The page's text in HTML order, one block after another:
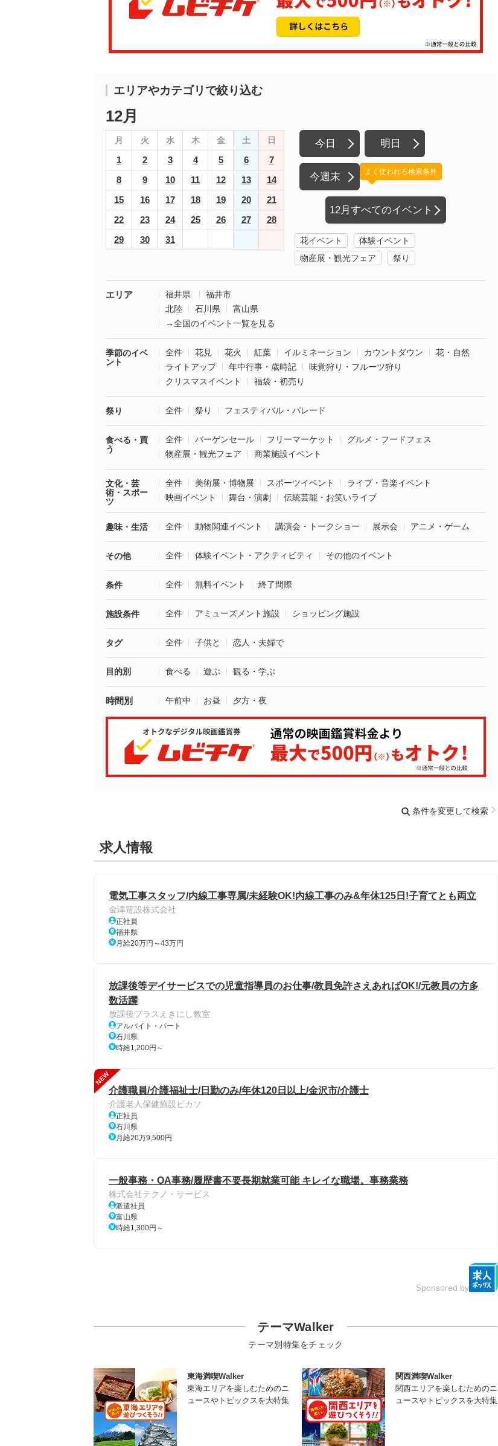
エリアやカテゴリで絞り込む
12月
月 火 水 木 金 土 日
1 2 3 4 5 6
7
8
9 10 11 12 13
14
15
16 17 18 19 20
21
22
23 24 25 26 27
28
29
30 31
今日 明日
今週末
12月すべてのイベント
よく使われる検索条件
花イベント
体験イベント
物産展・観光フェア
祭り
エリア 福井県
福井市
北陸
石川県
富山県
→全国のイベント一覧を見る
季節のイベ
ント
全件 花見 花火 紅葉 イルミネーション カウントダウン
花・自然
ライトアップ
年中行事・歳時記
味覚狩り・フルーツ狩り
クリスマスイベント
福袋・初売り
祭り 全件 祭り フェスティバル・パレード
食べる・買
う
全件 バーゲンセール フリーマーケット
グルメ・フードフェス
物産展・観光フェア
商業施設イベント
文化・芸
術・スポー
ツ
全件 美術展・博物展 スポーツイベント
ライブ・音楽イベント
映画イベント
舞台・演劇 伝統芸能・お笑いライブ
趣味・生活 全件 動物関連イベント 講演会・トークショー 展示会 アニメ・ゲーム
その他 全件 体験イベント・アクティビティ その他のイベント
条件 全件 無料イベント 終了間際
施設条件 全件 アミューズメント施設 ショッピング施設
タグ 全件 子供と 恋人・夫婦で
目的別 食べる 遊ぶ 観る・学ぶ
時間別 午前中 お昼 夕方・夜
条件を変更して検索
求人情報
電気工事スタッフ/内線工事専属/未経験OK!内線工事のみ&年休125日!子育てとも両立
金津電設株式会社
正社員
福井県
月給20万円～43万円
放課後等デイサービスでの児童指導員のお仕事/教員免許さえあればOK!/元教員の方多
数活躍
放課後プラスえきにし教室
アルバイト・パート
石川県
時給1,200円～
NEW
介護職員/介護福祉士/日勤のみ/年休120日以上/金沢市/介護士
介護老人保健施設ピカソ
正社員
石川県
月給20万9,500円
一般事務・OA事務/履歴書不要長期就業可能 キレイな職場。事務業務
株式会社テクノ・サービス
派遣社員
富山県
時給1,300円～
Sponsored by
テーマWalker
テーマ別特集をチェック
東海満喫Walker
東海エリアを楽しむためのニ
ュースやトピックスを大特集
関西満喫Walker
関西エリアを楽しむためのニ
ュースやトピックスを大特集